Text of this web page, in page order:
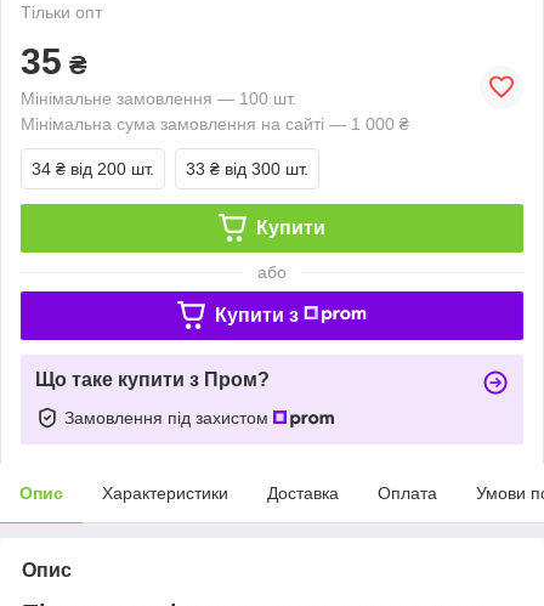
Тільки опт
35 ₴
Мінімальне замовлення — 100 шт.
Мінімальна сума замовлення на сайті — 1 000 ₴
34 ₴ від 200 шт. 33 ₴ від 300 шт.
Купити
або
Купити з
Що таке купити з Пром?
Замовлення під захистом
Опис Характеристики Доставка Оплата Умови
Опис